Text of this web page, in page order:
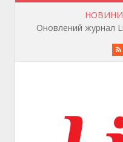
НОВИНИ
Оновлений журнал